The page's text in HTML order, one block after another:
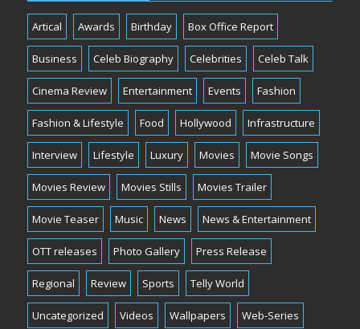
Artical Awards Birthday Box Office Report
Business Celeb Biography Celebrities Celeb Talk
Cinema Review Entertainment Events Fashion
Fashion & Lifestyle Food Hollywood Infrastructure
Interview Lifestyle Luxury Movies Movie Songs
Movies Review Movies Stills Movies Trailer
Movie Teaser Music News News & Entertainment
OTT releases Photo Gallery Press Release
Regional Review Sports Telly World
Uncategorized Videos Wallpapers Web-Series